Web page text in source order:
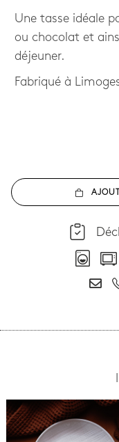
Une tasse idéale
ou chocolat et
déjeuner.
Fabriqué à